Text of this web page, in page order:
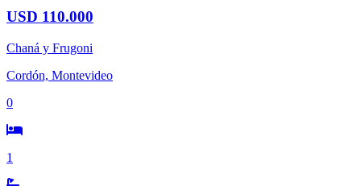
USD 110.000
Chaná y Frugoni
Cordón, Montevideo
0
1